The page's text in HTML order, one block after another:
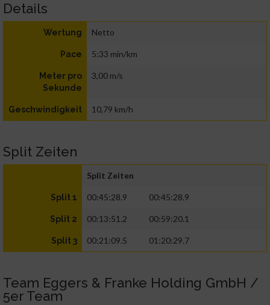
Details
Wertung Netto
Pace 5:33 min/km
Meter pro
Sekunde
3,00 m/s
Geschwindigkeit 10,79 km/h
Split Zeiten
Split Zeiten
Split 1 00:45:28.9 00:45:28.9
Split 2 00:13:51.2 00:59:20.1
Split 3 00:21:09.5 01:20:29.7
Team Eggers & Franke Holding GmbH /
5er Team